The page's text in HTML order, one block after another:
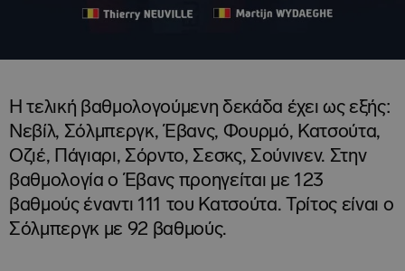
Η τελική βαθμολογούμενη δεκάδα έχει ως εξής:
Νεβίλ, Σόλμπεργκ, Έβανς, Φουρμό, Κατσούτα,
Οζιέ, Πάγιαρι, Σόρντο, Σεσκς, Σούνινεν. Στην
βαθμολογία ο Έβανς προηγείται με 123
βαθμούς έναντι 111 του Κατσούτα. Τρίτος είναι ο
Σόλμπεργκ με 92 βαθμούς.